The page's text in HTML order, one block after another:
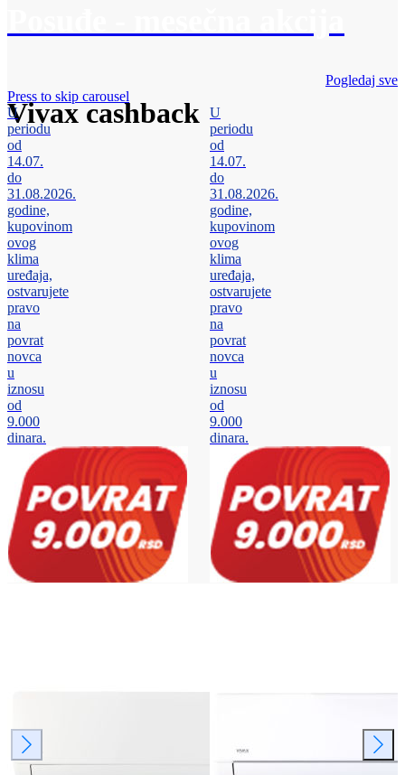
Vivax cashback
Pogledaj sve
Press to skip carousel
U
periodu
od
14.07.
do
31.08.2026.
godine,
kupovinom
ovog
klima
uređaja,
ostvarujete
pravo
na
povrat
novca
u
iznosu
od
9.000
dinara.
U
periodu
od
14.07.
do
31.08.2026.
godine,
kupovinom
ovog
klima
uređaja,
ostvarujete
pravo
na
povrat
novca
u
iznosu
od
9.000
dinara.